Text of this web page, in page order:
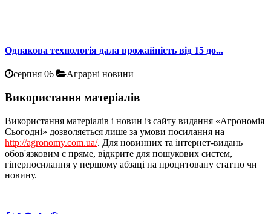
Однакова технологія дала врожайність від 15 до...
серпня 06 Аграрні новини
Використання матеріалів
Використання матеріалів і новин із сайту видання «Агрономія
Сьогодні» дозволяється лише за умови посилання на
http://agronomy.com.ua/. Для новинних та інтернет-видань
обов'язковим є пряме, відкрите для пошукових систем,
гіперпосилання у першому абзаці на процитовану статтю чи
новину.